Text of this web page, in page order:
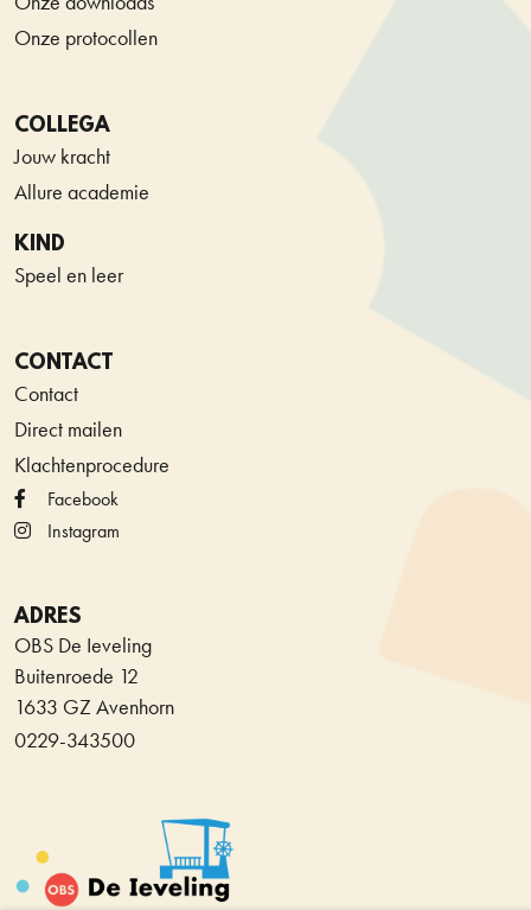
Onze protocollen
COLLEGA
Jouw kracht
Allure academie
KIND
Speel en leer
CONTACT
Contact
Direct mailen
Klachtenprocedure
Facebook
Instagram
ADRES
OBS De Ieveling
Buitenroede 12
1633 GZ Avenhorn
0229-343500